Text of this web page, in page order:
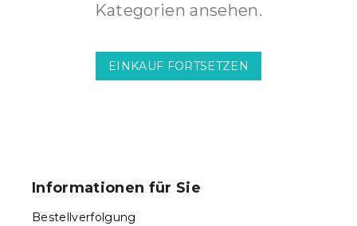
Kategorien ansehen.
EINKAUF FORTSETZEN
Informationen für Sie
Bestellverfolgung